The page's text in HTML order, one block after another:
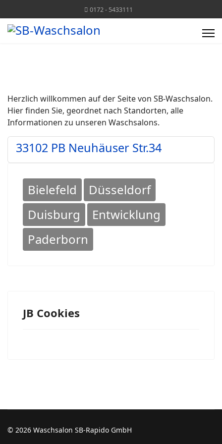
0172 - 5433111
Herzlich willkommen auf der Seite von SB-Waschsalon.
Hier finden Sie, geordnet nach Standorten, alle
Informationen zu unseren Waschsalons.
33102 PB Neuhäuser Str.34
Bielefeld
Düsseldorf
Duisburg
Entwicklung
Paderborn
JB Cookies
© 2026 Waschsalon SB-Rapido GmbH